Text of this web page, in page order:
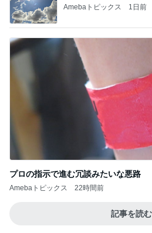
Amebaトピックス 1日前
プロの指示で進む冗談みたいな悪路
Amebaトピックス 22時間前
記事を読む